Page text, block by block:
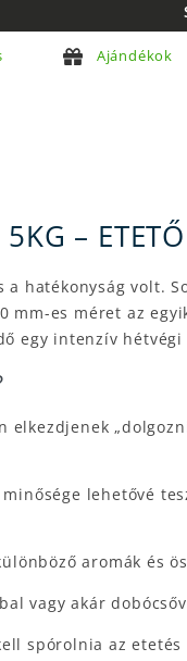
Ajándékok
–
a hatékonyság volt.
es méret az
egy intenzív
elkezdjenek
lehetővé
aromák és
vagy akár
spórolnia az